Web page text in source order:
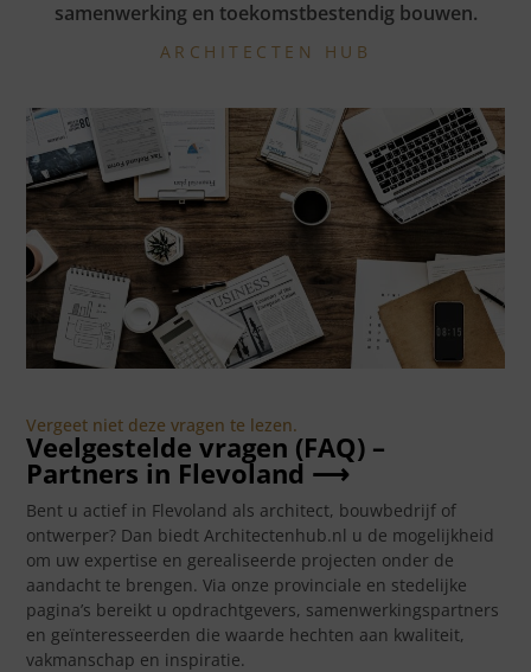
samenwerking en toekomstbestendig bouwen.
ARCHITECTEN HUB
Vergeet niet deze vragen te lezen.
Veelgestelde vragen (FAQ) –
Partners in Flevoland ⟶
Bent u actief in Flevoland als architect, bouwbedrijf of
ontwerper? Dan biedt Architectenhub.nl u de mogelijkheid
om uw expertise en gerealiseerde projecten onder de
aandacht te brengen. Via onze provinciale en stedelijke
pagina’s bereikt u opdrachtgevers, samenwerkingspartners
en geïnteresseerden die waarde hechten aan kwaliteit,
vakmanschap en inspiratie.